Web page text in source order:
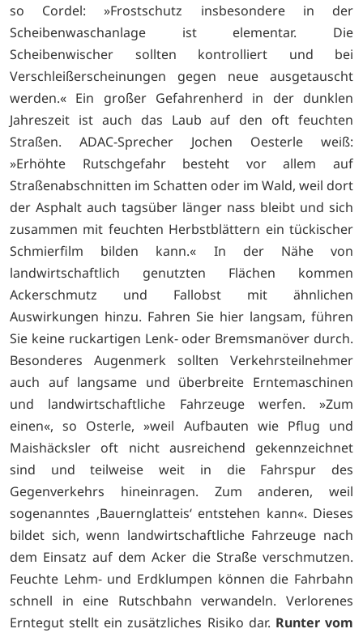
so Cordel: »Frostschutz insbesondere in der
Scheibenwaschanlage ist elementar. Die
Scheibenwischer sollten kontrolliert und bei
Verschleißerscheinungen gegen neue ausgetauscht
werden.« Ein großer Gefahrenherd in der dunklen
Jahreszeit ist auch das Laub auf den oft feuchten
Straßen. ADAC-Sprecher Jochen Oesterle weiß:
»Erhöhte Rutschgefahr besteht vor allem auf
Straßenabschnitten im Schatten oder im Wald, weil dort
der Asphalt auch tagsüber länger nass bleibt und sich
zusammen mit feuchten Herbstblättern ein tückischer
Schmierfilm bilden kann.« In der Nähe von
landwirtschaftlich genutzten Flächen kommen
Ackerschmutz und Fallobst mit ähnlichen
Auswirkungen hinzu. Fahren Sie hier langsam, führen
Sie keine ruckartigen Lenk- oder Bremsmanöver durch.
Besonderes Augenmerk sollten Verkehrsteilnehmer
auch auf langsame und überbreite Erntemaschinen
und landwirtschaftliche Fahrzeuge werfen. »Zum
einen«, so Osterle, »weil Aufbauten wie Pflug und
Maishäcksler oft nicht ausreichend gekennzeichnet
sind und teilweise weit in die Fahrspur des
Gegenverkehrs hineinragen. Zum anderen, weil
sogenanntes ‚Bauernglatteis‘ entstehen kann«. Dieses
bildet sich, wenn landwirtschaftliche Fahrzeuge nach
dem Einsatz auf dem Acker die Straße verschmutzen.
Feuchte Lehm- und Erdklumpen können die Fahrbahn
schnell in eine Rutschbahn verwandeln. Verlorenes
Erntegut stellt ein zusätzliches Risiko dar. Runter vom